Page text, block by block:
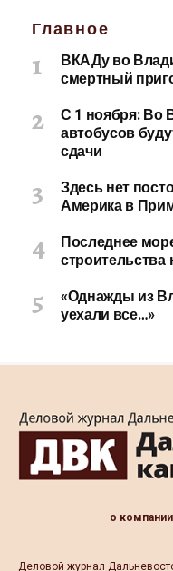
Главное
ВКАДу во
смертный
С 1 ноября: Во
автобусов
сдачи
Здесь нет
Америка в
Последнее
«Однажды из
уехали все…»
о компании
Деловой журнал